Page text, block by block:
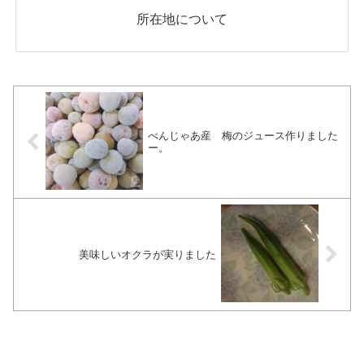
所在地について
べんじゃあ産 梅のジュース作りました
ー。
美味しいオクラが実りました